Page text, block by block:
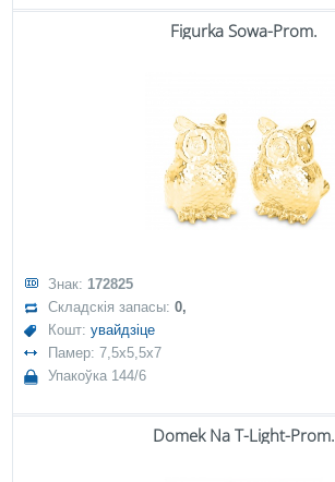
Figurka Sowa-Prom.
Знак: 172825
Складскія запасы:0,
Кошт:увайдзіце
Памер: 7,5x5,5x7
Упакоўка 144/6
Domek Na T-Light-Prom.